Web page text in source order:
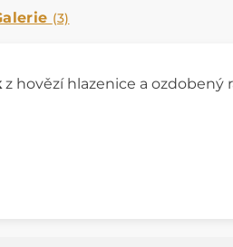
(3)
z hovězí hlazenice a ozdobený